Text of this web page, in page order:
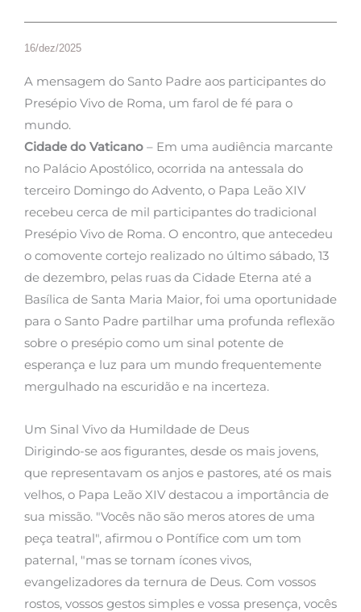
16/dez/2025
A mensagem do Santo Padre aos participantes do
Presépio Vivo de Roma, um farol de fé para o
mundo.
Cidade do Vaticano – Em uma audiência marcante
no Palácio Apostólico, ocorrida na antessala do
terceiro Domingo do Advento, o Papa Leão XIV
recebeu cerca de mil participantes do tradicional
Presépio Vivo de Roma. O encontro, que antecedeu
o comovente cortejo realizado no último sábado, 13
de dezembro, pelas ruas da Cidade Eterna até a
Basílica de Santa Maria Maior, foi uma oportunidade
para o Santo Padre partilhar uma profunda reflexão
sobre o presépio como um sinal potente de
esperança e luz para um mundo frequentemente
mergulhado na escuridão e na incerteza.
Um Sinal Vivo da Humildade de Deus
Dirigindo-se aos figurantes, desde os mais jovens,
que representavam os anjos e pastores, até os mais
velhos, o Papa Leão XIV destacou a importância de
sua missão. "Vocês não são meros atores de uma
peça teatral", afirmou o Pontífice com um tom
paternal, "mas se tornam ícones vivos,
evangelizadores da ternura de Deus. Com vossos
rostos, vossos gestos simples e vossa presença, vocês